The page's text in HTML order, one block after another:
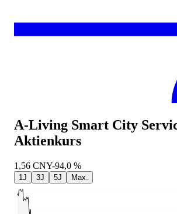
A-Living Smart City
Aktienkurs
1,56 CNY-94,0 %
1J 3J 5J Max.